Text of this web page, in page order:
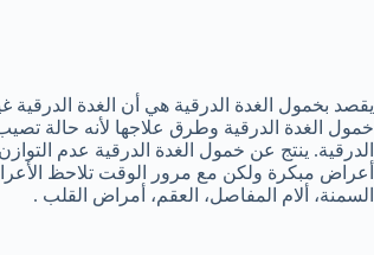
يقصد بخمول الغدة الدرقية هي أن الغدة
الدرقية. ينتج عن خمول الغدة الدرقية عدم
أعراض مبكرة ولكن مع مرور الوقت تلاحظ
السمنة، ألام المفاصل، العقم، أمراض القلب .